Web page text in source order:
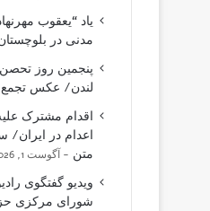
یاد “یعقوب
مدنی در
پنجمین روز تحصن
لندن/ عکس تجمع
اقدام مشترک
اعدام در ایران/
متن
آگوست 1, 2026
ویدیو گفتگوی
شورای مرکزی